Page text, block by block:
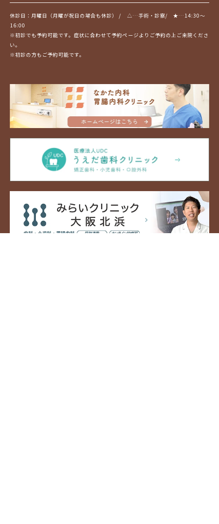
休診日：月曜日（月曜が祝日の場合も休診） / △…⼿術・診察/ ★…14:30〜
16:00
※初診でも予約可能です。症状に合わせて予約ページよりご予約の上ご来院くださ
い。
※初診の方もご予約可能です。